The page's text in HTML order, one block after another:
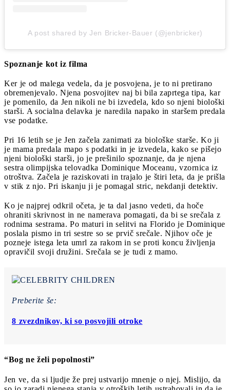
A post shared by Jen Bricker-Bauer (@jenbricker)
Spoznanje kot iz filma
Ker je od malega vedela, da je posvojena, je to ni pretirano
obremenjevalo. Njena posvojitev naj bi bila zaprtega tipa, kar
je pomenilo, da Jen nikoli ne bi izvedela, kdo so njeni biološki
starši. A socialna delavka je naredila napako in staršem predala
vse podatke.
Pri 16 letih se je Jen začela zanimati za biološke starše. Ko ji
je mama predala mapo s podatki in je izvedela, kako se pišejo
njeni biološki starši, jo je prešinilo spoznanje, da je njena
sestra olimpijska telovadka Dominique Moceanu, vzornica iz
otroštva. Začela je raziskovati in trajalo je štiri leta, da je prišla
v stik z njo. Pri iskanju ji je pomagal stric, nekdanji detektiv.
Ko je najprej odkril očeta, je ta dal jasno vedeti, da hoče
ohraniti skrivnost in ne namerava pomagati, da bi se srečala z
rodnima sestrama. Po maturi in selitvi na Florido je Dominique
poslala pismo in tri sestre so se prvič srečale. Njihov oče je
pozneje istega leta umrl za rakom in se proti koncu življenja
opravičil svoji družini. Srečala se je tudi z mamo.
Preberite še:
8 zvezdnikov, ki so posvojili otroke
“Bog ne želi popolnosti”
Jen ve, da si ljudje že prej ustvarijo mnenje o njej. Mislijo, da